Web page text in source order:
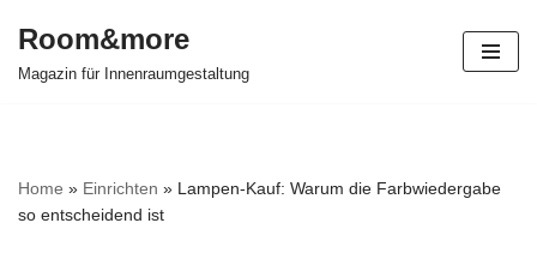
Zum
Room&more
Magazin für Innenraumgestaltung
Home » Einrichten » Lampen-Kauf: Warum die Farbwiedergabe
so entscheidend ist